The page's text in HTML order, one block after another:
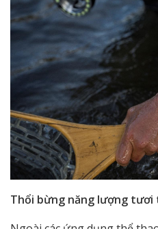
Thổi bừng năng lượng tươi